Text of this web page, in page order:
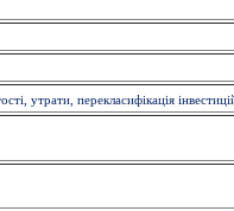
утрати, перекласифікація